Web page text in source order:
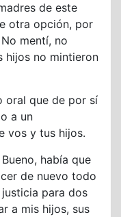
de este
otra opción, por
mentí, no
hijos no mintieron
oral que de por sí
a un
vos y tus hijos.
había que
de nuevo todo
para dos
a mis hijos, sus